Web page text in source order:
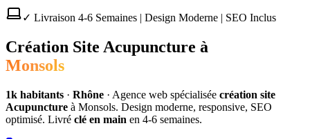
✓ Livraison 4-6 Semaines | Design Moderne | SEO Inclus
Création Site Acupuncture à
Monsols
1k habitants · Rhône · Agence web spécialisée création site
Acupuncture à Monsols. Design moderne, responsive, SEO
optimisé. Livré clé en main en 4-6 semaines.